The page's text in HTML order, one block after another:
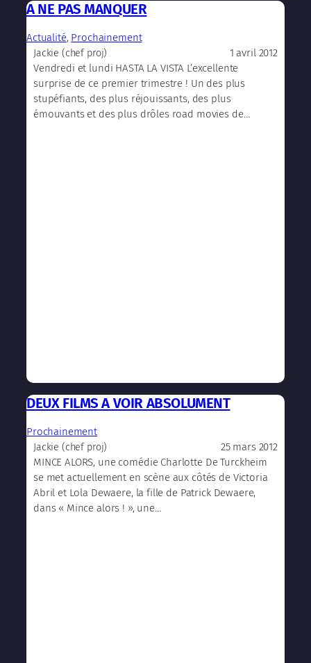
A NE PAS MANQUER
Actualité, Prochainement
Jackie (chef proj)
1 avril 2012
Vendredi et lundi HASTA LA VISTA L’excellente
surprise de ce premier trimestre ! Un des plus
stupéfiants, des plus réjouissants, des plus
émouvants et des plus drôles road movies de…
DEUX FILMS A VOIR ABSOLUMENT
Prochainement
Jackie (chef proj)
25 mars 2012
MINCE ALORS, une comédie Charlotte De Turckheim
se met actuellement en scène aux côtés de Victoria
Abril et Lola Dewaere, la fille de Patrick Dewaere,
dans « Mince alors ! », une…